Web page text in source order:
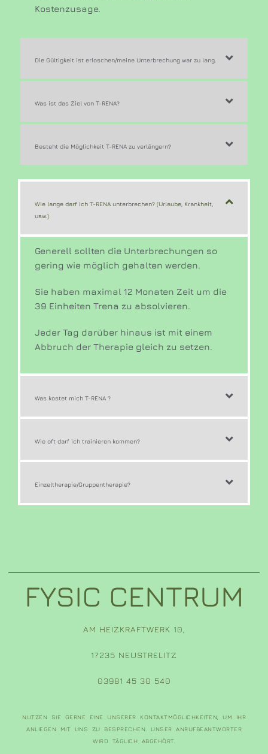
Kostenzusage.
Die Gültigkeit ist erloschen/meine Unterbrechung war zu lang.
Was ist das Ziel von T-RENA?
Besteht die Möglichkeit T-RENA zu verlängern?
Wie lange darf ich T-RENA unterbrechen? (Urlaube, Krankheit,
usw.)
Generell sollten die Unterbrechungen so
gering wie möglich gehalten werden.
Sie haben maximal 12 Monaten Zeit um die
39 Einheiten Trena zu absolvieren.
Jeder Tag darüber hinaus ist mit einem
Abbruch der Therapie gleich zu setzen.
Was kostet mich T-RENA ?
Wie oft darf ich trainieren kommen?
Einzeltherapie/Gruppentherapie?
FYSIC CENTRUM
AM HEIZKRAFTWERK 10,
17235 NEUSTRELITZ
03981 45 30 540
NUTZEN SIE GERNE EINE UNSERER KONTAKTMÖGLICHKEITEN, UM IHR
ANLIEGEN MIT UNS ZU BESPRECHEN. UNSER ANRUFBEANTWORTER
WIRD TÄGLICH ABGEHÖRT.